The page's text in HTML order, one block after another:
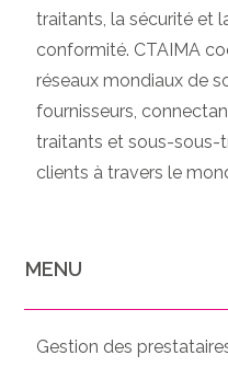
traitants, la sécurité et
conformité. CTAIMA
réseaux mondiaux de
fournisseurs,
traitants et sous-sous-
clients à travers le
MENU
Gestion des